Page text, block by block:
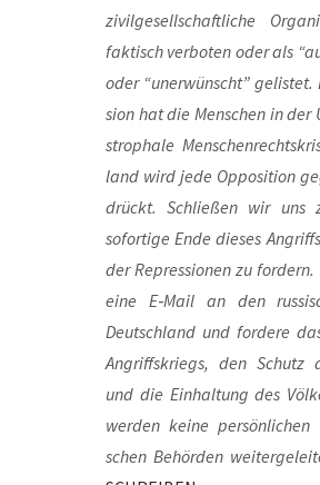
zivil­ge­sell­schaft­li­che
fak­tisch ver­bo­ten oder als
oder “uner­wünscht” gelis­tet.
si­on hat die Men­schen in
stro­pha­le
land wird jede Oppo­si­ti­on
drückt. Schlie­ßen wir uns
sofor­ti­ge Ende die­ses
der Repres­sio­nen zu
eine E‑Mail an den
Deutsch­land und for­de­re
Angriffs­kriegs, den Schutz
und die Ein­hal­tung des
wer­den kei­ne
schen Behör­den